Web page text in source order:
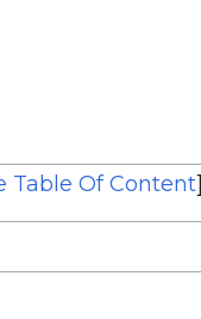
Table Of Content]